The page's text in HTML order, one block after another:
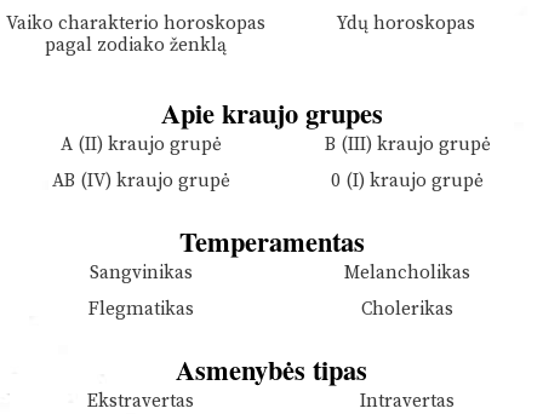
Vaiko charakterio horoskopas
pagal zodiako ženklą
Ydų horoskopas
Apie kraujo grupes
A (II) kraujo grupė
B (III) kraujo grupė
AB (IV) kraujo grupė
0 (I) kraujo grupė
Temperamentas
Sangvinikas
Melancholikas
Flegmatikas
Cholerikas
Asmenybės tipas
Ekstravertas Intravertas